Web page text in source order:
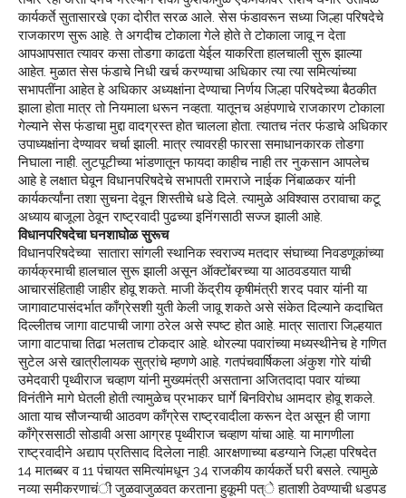
कार्यकर्ते सुतासारखे एका दोरीत सरळ आले. सेस फंडावरून सध्या जिल्हा परिषदेचे
राजकारण सुरू आहे. ते अगदीच टोकाला गेले होते ते टोकाला जावू न देता
आपआपसात त्यावर कसा तोडगा काढता येईल याकरिता हालचाली सुरू झाल्या
आहेत. मुळात सेस फंडाचे निधी खर्च करण्याचा अधिकार त्या त्या समित्यांच्या
सभापतींना आहेत हे अधिकार अध्यक्षांना देण्याचा निर्णय जिल्हा परिषदेच्या बैठकीत
झाला होता मात्र तो नियमाला धरून नव्हता. यातूनच अहंपणाचे राजकारण टोकाला
गेल्याने सेस फंडाचा मुद्दा वादग्रस्त होत चालला होता. त्यातच नंतर फंडाचे अधिकार
उपाध्यक्षांना देण्यावर चर्चा झाली. मात्र त्यावरही फारसा समाधानकारक तोडगा
निघाला नाही. लुटपूटीच्या भांडणातून फायदा काहीच नाही तर नुकसान आपलेच
आहे हे लक्षात घेवून विधानपरिषदेचे सभापती रामराजे नाईक निंबाळकर यांनी
कार्यकर्त्यांना तशा सुचना देवून शिस्तीचे धडे दिले. त्यामुळे अविश्‍वास ठरावाचा कटू
अध्याय बाजूला ठेवून राष्ट्रवादी पुढच्या इनिंगसाठी सज्ज झाली आहे.
विधानपरिषदेचा घनशाघोळ सुरूच
विधानपरिषदेच्या सातारा सांगली स्थानिक स्वराज्य मतदार संघाच्या निवडणूकांच्या
कार्यक्रमाची हालचाल सुरू झाली असून ऑक्टोंबरच्या या आठवडयात याची
आचारसंहिताही जाहीर होवू शकते. माजी केंद्रीय कृषीमंत्री शरद पवार यांनी या
जागावाटपासंदर्भात काँग्रेसशी युती केली जावू शकते असे संकेत दिल्याने कदाचित
दिल्लीतच जागा वाटपाची जागा ठरेल असे स्पष्ट होत आहे. मात्र सातारा जिल्हयात
जागा वाटपाचा तिढा भलताच टोकदार आहे. थोरल्या पवारांच्या मध्यस्थीनेच हे गणित
सुटेल असे खात्रीलायक सुत्रांचे म्हणणे आहे. गतपंचवार्षिकला अंकुश गोरे यांची
उमेदवारी पृथ्वीराज चव्हाण यांनी मुख्यमंत्री असताना अजितदादा पवार यांच्या
विनंतीने मागे घेतली होती त्यामुळेच प्रभाकर घार्गे बिनविरोध आमदार होवू शकले.
आता याच सौजन्याची आठवण काँग्रेस राष्ट्रवादीला करून देत असून ही जागा
काँगे्रससाठी सोडावी असा आग्रह पृथ्वीराज चव्हाण यांचा आहे. या मागणीला
राष्ट्रवादीने अद्याप प्रतिसाद दिलेला नाही. आरक्षणाच्या बडग्याने जिल्हा परिषदेत
14 मातब्बर व 11 पंचायत समित्यांमधून 34 राजकीय कार्यकर्ते घरी बसले. त्यामुळे
नव्या समीकरणाचंी जुळवाजुळवत करताना हुकूमी पत्े हाताशी ठेवण्याची धडपड